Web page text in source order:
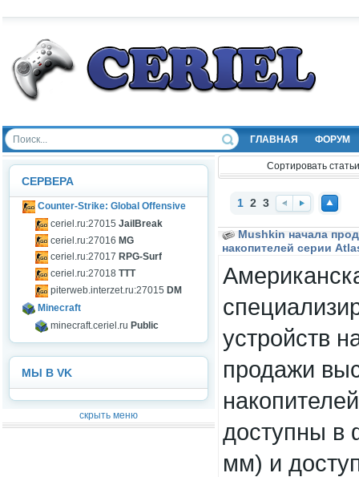
ГЛАВНАЯ ФОРУМ
СЕРВЕРА
Counter-Strike: Global Offensive
ceriel.ru:27015 JailBreak
ceriel.ru:27016 MG
ceriel.ru:27017 RPG-Surf
ceriel.ru:27018 TTT
piterweb.interzet.ru:27015 DM
Minecraft
minecraft.ceriel.ru Public
МЫ В VK
скрыть меню
Сортировать
1 2 3
ад
ред ерх
Mushkin начала
накопителей серии
устройств
продажи
доступны в
мм) и